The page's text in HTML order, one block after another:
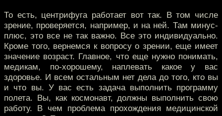
То есть, центрифуга работает вот так. В том числе
зрение, проверяется, например, и на ней. Там минус-
плюс, это все не так важно. Все это индивидуально.
Кроме того, вернемся к вопросу о зрении, еще имеет
значение возраст. Главное, что еще нужно понимать,
медикам, по-хорошему, наплевать какое у вас
здоровье. И всем остальным нет дела до того, кто вы
и что вы. У вас есть задача выполнить программу
полета. Вы, как космонавт, должны выполнить свою
работу. В чем проблема прохождения медицинской